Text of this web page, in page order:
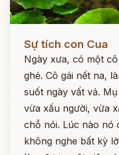
Sự tích con Cua
Ngày xưa, có một
ghẻ. Cô gái nết na,
suốt ngày vất vả.
vừa xấu người, vừa
chỗ nói. Lúc nào nó
không nghe bất kỳ